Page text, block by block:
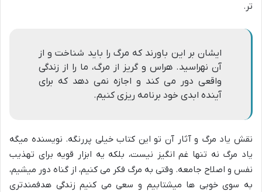
تر.
ایشان بر این باورند که مرگ را باید شناخت و از
آن نهراسید. هراس و گریز از مرگ، ما را از زندگی
واقعی دور می کند و اجازه نمی دهد که برای
آینده ابدی خود برنامه ریزی کنیم.
نقش یاد مرگ و آثار آنتو این کتاب خیلی پررنگه. نویسنده میگه
یاد مرگ نه تنها غم انگیز نیست، بلکه یه ابزار قویه برای تهذیب
نفس و اصلاح جامعه. وقتی به مرگ فکر می کنیم، از گناه دور میشیم،
به سوی خوبی ها میشتابیم و سعی می کنیم زندگی هدفمندتری